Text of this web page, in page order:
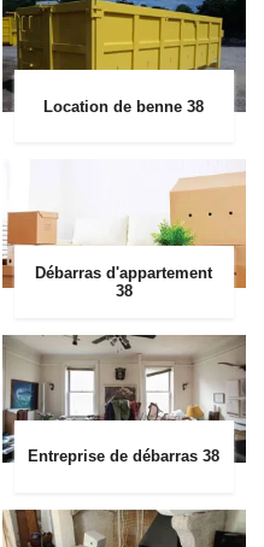
Location de benne 38
Débarras d'appartement
38
Entreprise de débarras 38